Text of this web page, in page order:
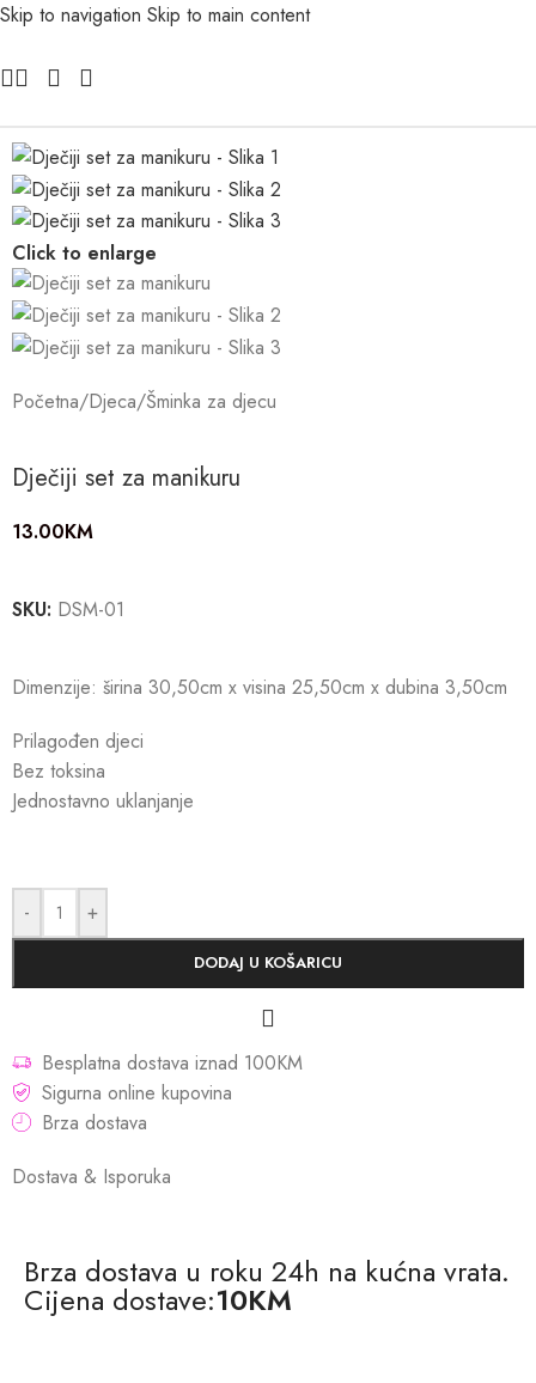
Skip to navigation Skip to main content
Click to enlarge
Početna/Djeca/Šminka za djecu
Dječiji set za manikuru
13.00KM
SKU: DSM-01
Dimenzije: širina 30,50cm x visina 25,50cm x dubina 3,50cm
Prilagođen djeci
Bez toksina
Jednostavno uklanjanje
- +
DODAJ U KOŠARICU
Besplatna dostava iznad 100KM
Sigurna online kupovina
Brza dostava
Dostava & Isporuka
Brza dostava u roku 24h na kućna vrata.
Cijena dostave:10KM